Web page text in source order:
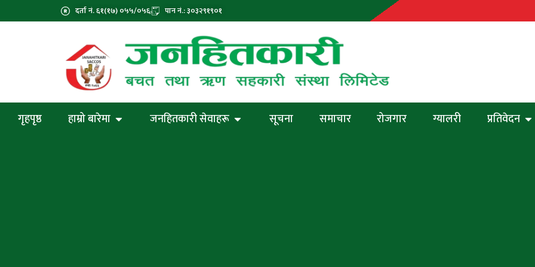
दर्ता नं. ६१(१७) ०५५/०५६ पान नं.: ३०३२९१९०१
गृहपृष्ठ हाम्रो बारेमा जनहितकारी सेवाहरू सूचना समाचार रोजगार ग्यालरी प्रतिवेदन